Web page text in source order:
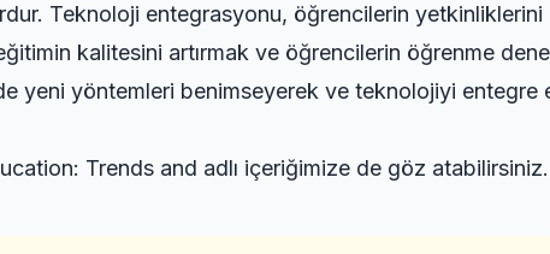
Teknoloji entegrasyonu, öğrencilerin
kalitesini artırmak ve öğrencilerin öğrenme
yeni yöntemleri benimseyerek ve teknolojiyi entegre
Trends and adlı içeriğimize de göz atabilirsiniz.